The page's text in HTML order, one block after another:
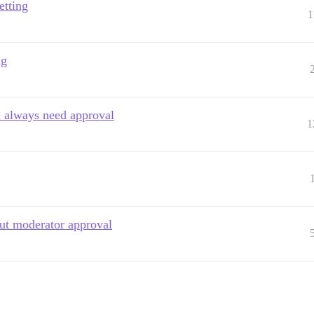
need approval
moderator approval